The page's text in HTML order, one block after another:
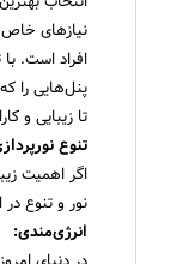
نیازهای
افراد است.
پنل‌هایی را
تا زیبایی و
تنوع
اگر اهمیت
نور و تنوع
انرژی‌مندی:​​​​​​​